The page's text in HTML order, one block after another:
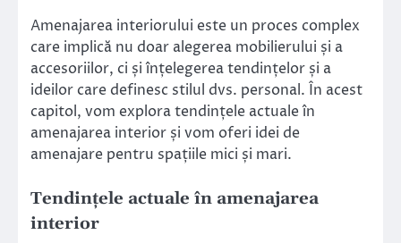
Amenajarea interiorului este un proces complex
care implică nu doar alegerea mobilierului și a
accesoriilor, ci și înțelegerea tendințelor și a
ideilor care definesc stilul dvs. personal. În acest
capitol, vom explora tendințele actuale în
amenajarea interior și vom oferi idei de
amenajare pentru spațiile mici și mari.
Tendințele actuale în amenajarea
interior